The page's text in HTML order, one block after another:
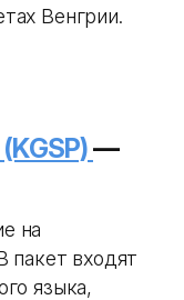
Венгрии.
—
на
пакет входят
языка,